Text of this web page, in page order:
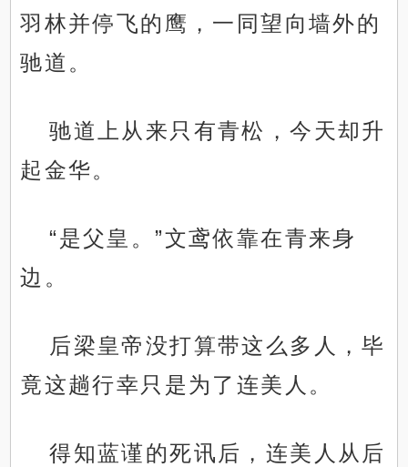
羽林并停飞的鹰，一同望向墙外的
驰道。
驰道上从来只有青松，今天却升
起金华。
“是父皇。”文鸢依靠在青来身
边。
后梁皇帝没打算带这么多人，毕
竟这趟行幸只是为了连美人。
得知蓝谨的死讯后，连美人从后